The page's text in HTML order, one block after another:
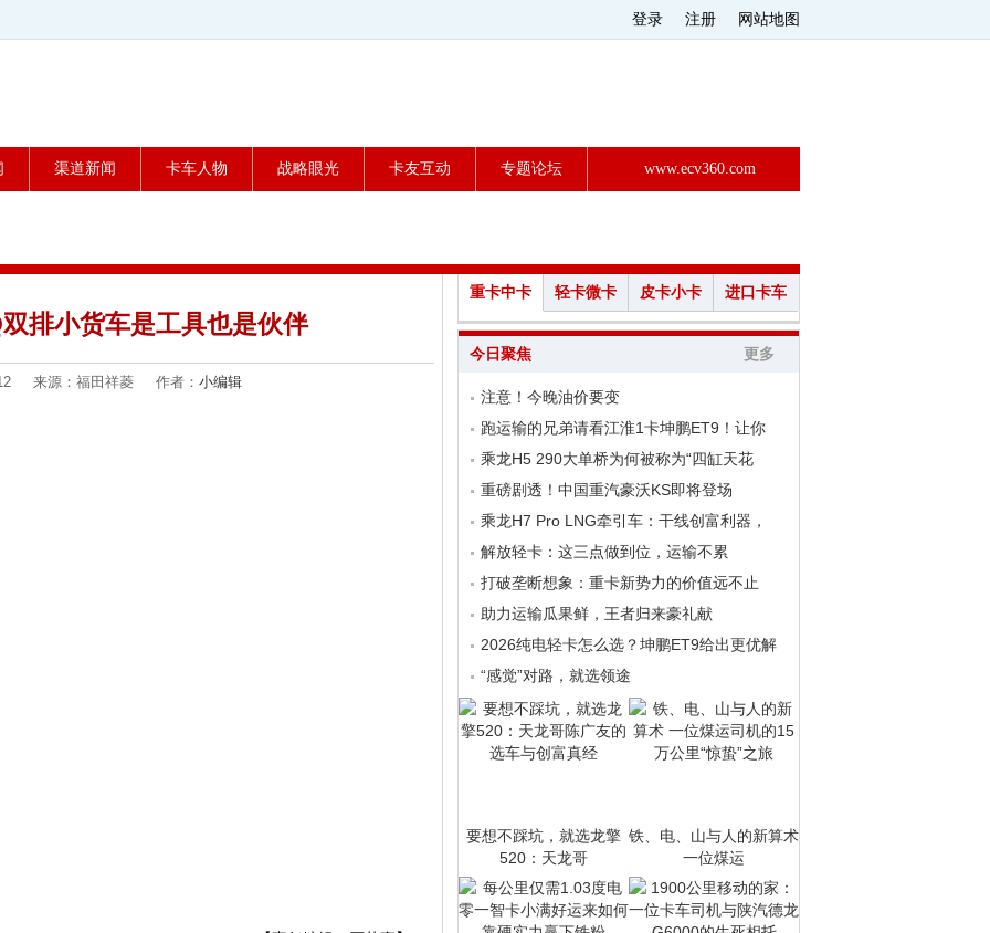
登录 注册 网站地图
渠道新闻 卡车人物 战略眼光 卡友互动 专题论坛 www.ecv360.com
排小货车是工具也是伙伴
12 来源：福田祥菱 作者： 小编辑
重卡中卡 轻卡微卡 皮卡小卡 进口卡车
今日聚焦 更多
注意！今晚油价要变
跑运输的兄弟请看江淮1卡坤鹏ET9！让你
乘龙H5 290大单桥为何被称为“四缸天花
重磅剧透！中国重汽豪沃KS即将登场
乘龙H7 Pro LNG牵引车：干线创富利器，
解放轻卡：这三点做到位，运输不累
打破垄断想象：重卡新势力的价值远不止
助力运输瓜果鲜，王者归来豪礼献
2026纯电轻卡怎么选？坤鹏ET9给出更优解
“感觉”对路，就选领途
要想不踩坑，就选龙擎
520：天龙哥
铁、电、山与人的新算术
一位煤运